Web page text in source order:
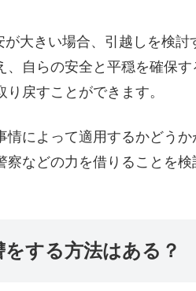
大きい場合、引越しを検
、自らの安全と平穏を確保
戻すことができます。
情によって適用するかどう
などの力を借りることを検
をする方法はある？